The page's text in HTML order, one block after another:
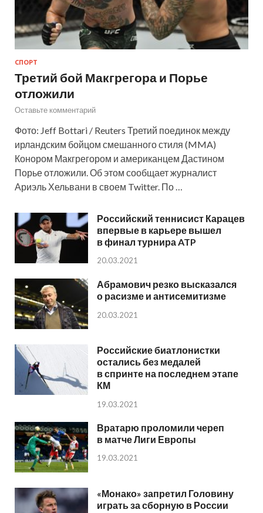
СПОРТ
Третий бой Макгрегора и Порье
отложили
Оставьте комментарий
Фото: Jeff Bottari / Reuters Третий поединок между
ирландским бойцом смешанного стиля (MMA)
Конором Макгрегором и американцем Дастином
Порье отложили. Об этом сообщает журналист
Ариэль Хельвани в своем Twitter. По …
Российский теннисист Карацев
впервые в карьере вышел
в финал турнира ATP
20.03.2021
Абрамович резко высказался
о расизме и антисемитизме
20.03.2021
Российские биатлонистки
остались без медалей
в спринте на последнем этапе
КМ
19.03.2021
Вратарю проломили череп
в матче Лиги Европы
19.03.2021
«Монако» запретил Головину
играть за сборную в России